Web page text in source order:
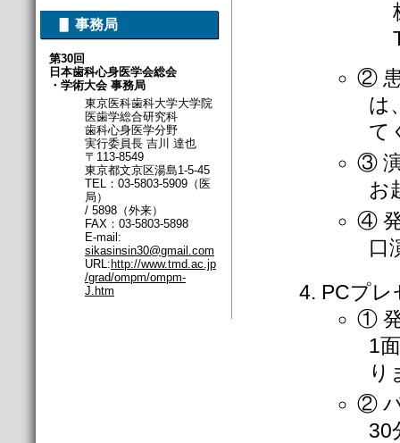
▋ 事務局
第30回
日本歯科心身医学会総会
・学術大会 事務局
東京医科歯科大学大学院
医歯学総合研究科
歯科心身医学分野
実行委員長 吉川 達也
〒113-8549
東京都文京区湯島1-5-45
TEL：03-5803-5909（医
局）
/ 5898（外来）
FAX：03-5803-5898
E-mail:
sikasinsin30@gmail.com
URL: http://www.tmd.ac.jp
/grad/ompm/ompm-
J.htm
②
は
て
③
お
④
口
PCプレ
①
1
り
②
30